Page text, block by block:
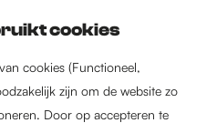
cookies
cookies (Functioneel,
zijn om de website zo
Door op accepteren te
Nieuw-West
Oud-West